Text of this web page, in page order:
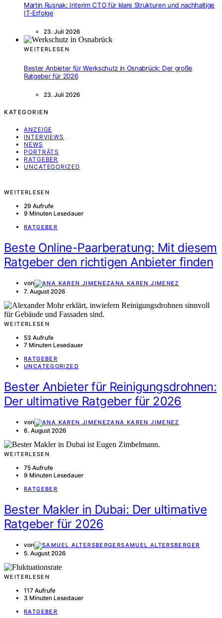
Martin Rusnak: Interim CTO für klare Strukturen und nachhaltige
IT-Erfolge
23. Juli 2026
WEITERLESEN
Bester Anbieter für Werkschutz in Osnabrück: Der große
Ratgeber für 2026
23. Juli 2026
KATEGORIEN
ANZEIGE
INTERVIEWS
NEWS
PORTRÄTS
RATGEBER
UNCATEGORIZED
WEITERLESEN
29 Aufrufe
9 Minuten Lesedauer
RATGEBER
Beste Online-Paarberatung: Mit diesem
Ratgeber den richtigen Anbieter finden
von ANA KAREN JIMENEZ
7. August 2026
WEITERLESEN
53 Aufrufe
7 Minuten Lesedauer
RATGEBER
UNCATEGORIZED
Bester Anbieter für Reinigungsdrohnen:
Der ultimative Ratgeber für 2026
von ANA KAREN JIMENEZ
6. August 2026
WEITERLESEN
75 Aufrufe
9 Minuten Lesedauer
RATGEBER
Bester Makler in Dubai: Der ultimative
Ratgeber für 2026
von SAMUEL ALTERSBERGER
5. August 2026
WEITERLESEN
117 Aufrufe
3 Minuten Lesedauer
RATGEBER